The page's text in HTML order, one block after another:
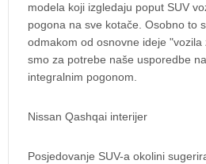
modela koji izgledaju poput SUV
pogona na sve kotače. Osobno to
odmakom od osnovne ideje
smo za potrebe naše usporedbe
integralnim pogonom.
Nissan Qashqai interijer
Posjedovanje SUV-a okolini